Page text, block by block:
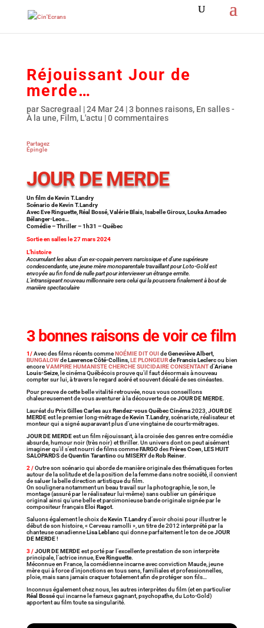
Réjouissant Jour de
merde…
parSacregraal |24 Mar 24|3 bonnes raisons, En salles -
À la une, Film, L'actu |0 commentaires
Partagez
Épingle
JOUR DE MERDE
Un film de Kevin T.Landry
Scénario de Kevin T.Landry
Avec Eve Ringuette, Réal Bossé, Valérie Blais, Isabelle Giroux, Louka Amadeo
Bélanger-Leos…
Comédie – Thriller – 1h31 – Québec
Sortie en salles le 27 mars 2024
L’histoire
Accumulant les abus d’un ex-copain pervers narcissique et d’une supérieure
condescendante, une jeune mère monoparentale travaillant pour Loto-Gold est
envoyée au fin fond de nulle part pour interviewer un étrange ermite.
L’intransigeant nouveau millionnaire sera celui qui la poussera finalement à bout de
manière spectaculaire
3 bonnes raisons de voir ce film
1/ Avec des films récents commeNOÉMIE DIT OUIdeGeneviève Albert,
BUNGALOW deLawrence Côté-Collins, LE PLONGEURdeFrancis Leclercou bien
encoreVAMPIRE HUMANISTE CHERCHE SUICIDAIRE CONSENTANTd’Ariane
Louis-Seize, le cinéma Québécois prouve qu’il faut désormais à nouveau
compter sur lui, à travers le regard acéré et souvent décalé de ses cinéastes.
Pour preuve de cette belle vitalité retrouvée, nous vous conseillons
chaleureusement de vous aventurer à la découverte de ceJOUR DE MERDE.
Lauréat du Prix Gilles CarlesauxRendez-vous Québec Cinéma2023, JOUR DE
MERDEest le premier long-métrage deKevin T.Landry, scénariste, réalisateur et
monteur qui a signé auparavant plus d’une vingtaine de courts-métrages.
JOUR DE MERDEest un film réjouissant, à la croisée des genres entre comédie
absurde, humour noir (très noir) et thriller. Un univers dont on peut aisément
imaginer qu’il s’est nourri de films commeFARGOdesFrères Coen LES HUIT
SALOPARDSdeQuentin Tarantinoou MISERYdeRob Reiner.
2 /Outre son scénario qui aborde de manière originale des thématiques fortes
autour de la solitude et de la position de la femme dans notre société, il convient
de saluer la belle direction artistique du film.
On soulignera notamment un beau travail sur la photographie, le son, le
montage (assuré par le réalisateur lui-même) sans oublier un générique
original ainsi qu’une belle et parcimonieuse bande originale signée par le
compositeur françaisEloi Ragot.
Saluons également le choix deKevin T.Landryd’avoir choisi pour illustrer le
début de son histoire, « Cerveau ramolli », un titre de 2012 interprété par la
chanteuse canadienneLisa Leblancqui donne parfaitement le ton de ceJOUR
DE MERDE!
3 / JOUR DE MERDEest porté par l’excellente prestation de son interprète
principale, l’actrice innue, Eve Ringuette.
Méconnue en France, la comédienne incarne avec conviction Maude, jeune
mère qui à force d’injonctions en tous sens, familiales et professionnelles,
ploie, mais sans jamais craquer totalement afin de protéger son fils…
Inconnus également chez nous, les autres interprètes du film (et en particulier
Réal Bosséqui incarne le fameux gagnant, psychopathe, du Loto-Gold)
apportent au film toute sa singularité.